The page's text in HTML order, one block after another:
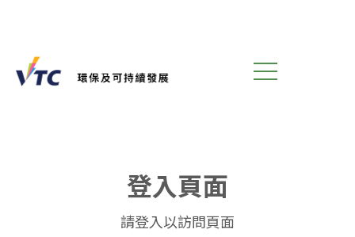
登入頁面
請登入以訪問頁面